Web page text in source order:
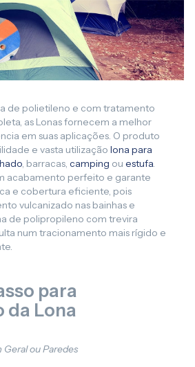
de polietileno e com tratamento
as Lonas fornecem a melhor
em suas aplicações. O produto
e vasta utilização lona para
, barracas, camping ou estufa.
acabamento perfeito e garante
e cobertura eficiente, pois
vulcanizado nas bainhas e
de polipropileno com trevira
num tracionamento mais rígido e
para
da Lona
Geral ou Paredes